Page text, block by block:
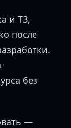
и ТЗ,
после
без
—